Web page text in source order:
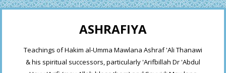
ASHRAFIYA
Teachings of Hakim al-Umma Mawlana Ashraf 'Ali Thanawi
& his spiritual successors, particularly 'Arifbillah Dr 'Abdul